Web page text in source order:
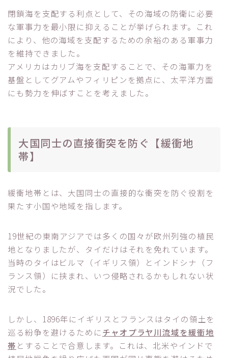
閉鎖海を支配する利点として、その海域の防衛に必要
な軍事力を最小限に抑えることが挙げられます。これ
により、他の海域を支配するための余裕のある軍事力
を維持できました。
アメリカはカリブ海を支配することで、その海軍力を
基盤としてグアムやフィリピンを拠点に、太平洋方面
にも勢力を伸ばすことを考えました。
大国同士の直接衝突を防ぐ【緩衝地
帯】
緩衝地帯とは、大国同士の直接的な衝突を防ぐ役割を
果たす小国や地域を指します。
19世紀の東南アジアでは多くの国々が欧州列強の植民
地となりましたが、タイだけはそれを免れています。
当時のタイはビルマ（イギリス領）とインドシナ（フ
ランス領）に挟まれ、いつ侵略されるかもしれない状
況でした。
しかし、1896年にイギリスとフランスはタイの領土を
巡る紛争を避けるためにチャオプラヤ川流域を緩衝地
帯 とすることで合意します。これは、北米やインドで